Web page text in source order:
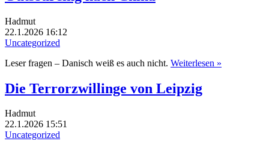
Hadmut
22.1.2026 16:12
Uncategorized
Leser fragen – Danisch weiß es auch nicht. Weiterlesen »
Die Terrorzwillinge von Leipzig
Hadmut
22.1.2026 15:51
Uncategorized